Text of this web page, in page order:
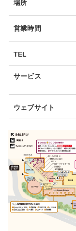
場所
営業時間
TEL
サービス
ウェブサイト